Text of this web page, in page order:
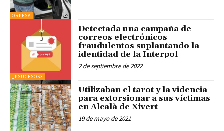
ORPESA
_PSUCESOS3
Detectada una campaña de
correos electrónicos
fraudulentos suplantando la
identidad de la Interpol
2 de septiembre de 2022
Utilizaban el tarot y la videncia
para extorsionar a sus víctimas
en Alcalà de Xivert
19 de mayo de 2021